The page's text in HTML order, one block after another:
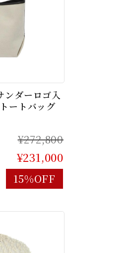
ダーロゴ入
ートバッグ
¥272,800
¥231,000
15%OFF